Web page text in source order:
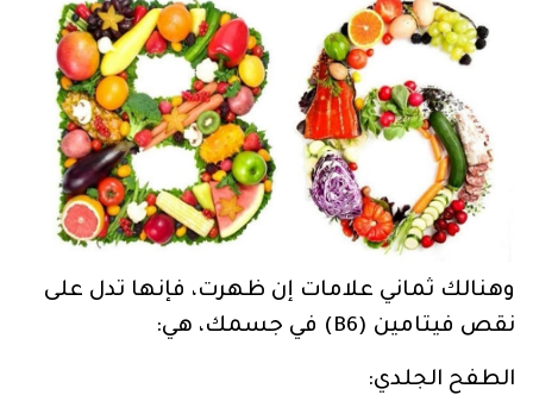
وهنالك ثماني علامات إن ظهرت، فإنها تدل على
نقص فيتامين (B6) في جسمك، هي:
الطفح الجلدي: